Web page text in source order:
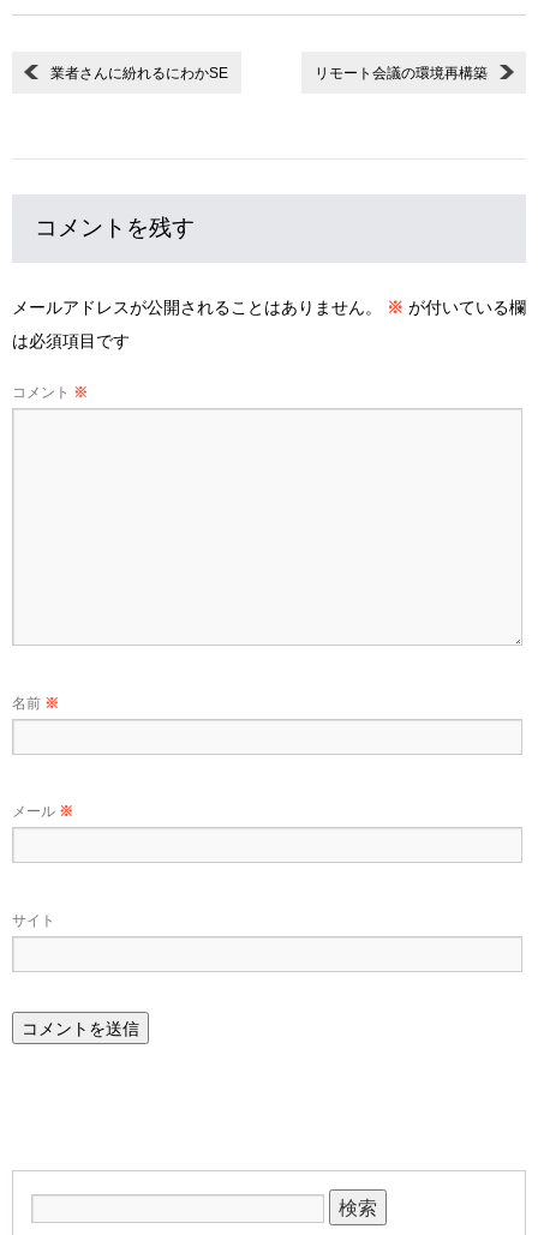
業者さんに紛れるにわかSE リモート会議の環境再構築
コメントを残す
メールアドレスが公開されることはありません。 ※ が付いている欄
は必須項目です
コメント ※
名前 ※
メール ※
サイト